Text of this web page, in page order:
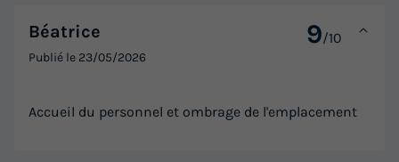
Béatrice 9/10
Publié le 23/05/2026
Accueil du personnel et ombrage de l'emplacement